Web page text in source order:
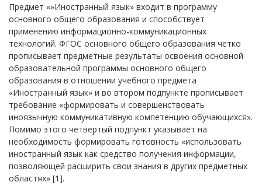
Предмет «»Иностранный язык» входит в программу
основного общего образования и способствует
применению информационно-коммуникационных
технологий. ФГОС основного общего образования четко
прописывает предметные результаты освоения основной
образовательной программы основного общего
образования в отношении учебного предмета
«Иностранный язык» и во втором подпункте прописывает
требование «формировать и совершенствовать
иноязычную коммуникативную компетенцию обучающихся».
Помимо этого четвертый подпункт указывает на
необходимость формировать готовность «использовать
иностранный язык как средство получения информации,
позволяющей расширить свои знания в других предметных
областях» [1].